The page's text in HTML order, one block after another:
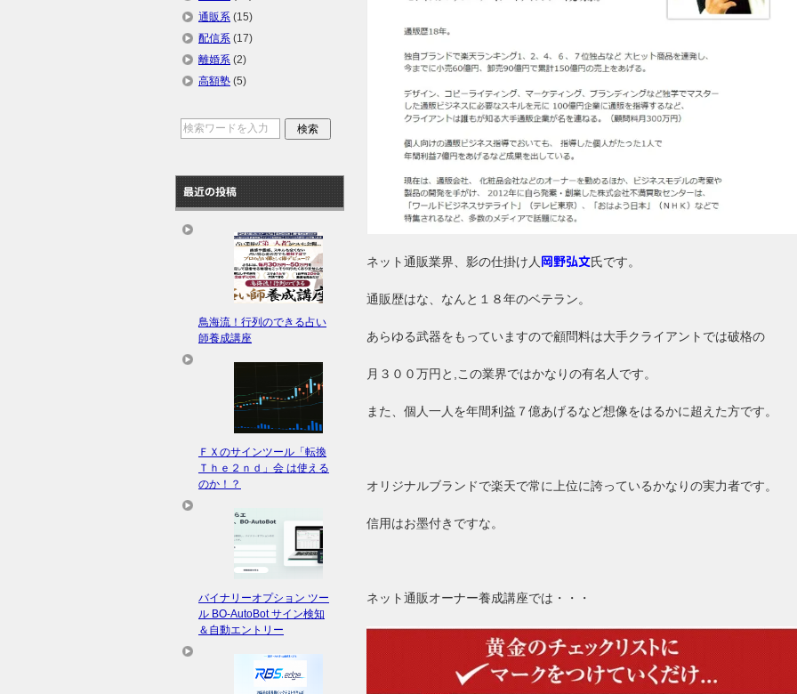
ネット通販業界、影の仕掛け人 岡野弘文氏です。
通販歴はな、なんと１８年のベテラン。
あらゆる武器をもっていますので顧問料は大手クライアントでは破格の
月３００万円と,この業界ではかなりの有名人です。
また、個人一人を年間利益７億あげるなど想像をはるかに超えた方です。
オリジナルブランドで楽天で常に上位に誇っているかなりの実力者です。
信用はお墨付きですな。
ネット通販オーナー養成講座では・・・
通販系 (15)
配信系 (17)
離婚系 (2)
高額塾 (5)
最近の投稿
鳥海流！行列のできる占い
師養成講座
ＦＸのサインツール「転換
Ｔｈｅ２ｎｄ」会 は使える
のか！？
バイナリーオプション ツー
ル BO-AutoBot サイン検知
＆自動エントリー